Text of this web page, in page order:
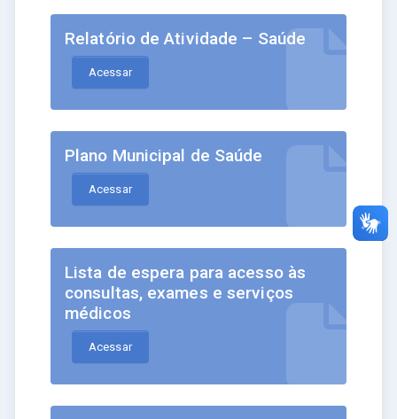
Relatório de Atividade – Saúde
Acessar
Plano Municipal de Saúde
Acessar
Lista de espera para acesso às
consultas, exames e serviços
médicos
Acessar